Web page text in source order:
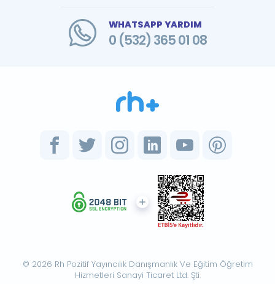
WHATSAPP YARDIM
0 (532) 365 01 08
© 2026 Rh Pozitif Yayıncılık Danışmanlık Ve Eğitim Öğretim
Hizmetleri Sanayi Ticaret Ltd. Şti.